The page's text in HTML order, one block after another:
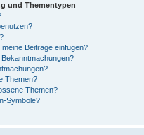
und Thementypen
meine Beiträge einfügen?
Themen?
Themen?
Symbole?